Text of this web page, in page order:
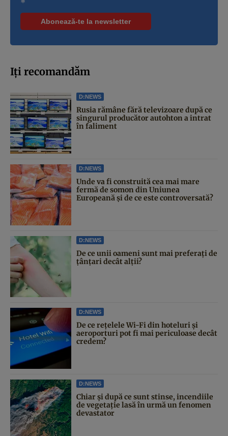
*
Iți recomandăm
D:NEWS
Rusia rămâne fără televizoare după ce
singurul producător autohton a intrat
în faliment
D:NEWS
Unde va fi construită cea mai mare
fermă de somon din Uniunea
Europeană și de ce este controversată?
D:NEWS
De ce unii oameni sunt mai preferați de
țânțari decât alții?
D:NEWS
De ce rețelele Wi-Fi din hoteluri și
aeroporturi pot fi mai periculoase decât
credem?
D:NEWS
Chiar și după ce sunt stinse, incendiile
de vegetație lasă în urmă un fenomen
devastator